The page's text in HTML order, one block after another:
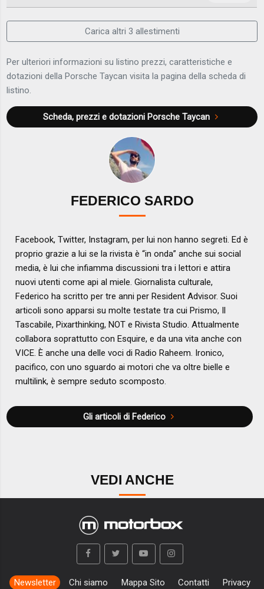
Carica altri 3 allestimenti
Per ulteriori informazioni su listino prezzi, caratteristiche e
dotazioni della Porsche Taycan visita la pagina della scheda di
listino.
Scheda, prezzi e dotazioni Porsche Taycan
FEDERICO SARDO
Facebook, Twitter, Instagram, per lui non hanno segreti. Ed è
proprio grazie a lui se la rivista è “in onda” anche sui social
media, è lui che infiamma discussioni tra i lettori e attira
nuovi utenti come api al miele. Giornalista culturale,
Federico ha scritto per tre anni per Resident Advisor. Suoi
articoli sono apparsi su molte testate tra cui Prismo, Il
Tascabile, Pixarthinking, NOT e Rivista Studio. Attualmente
collabora soprattutto con Esquire, e da una vita anche con
VICE. È anche una delle voci di Radio Raheem. Ironico,
pacifico, con uno sguardo ai motori che va oltre bielle e
multilink, è sempre seduto scomposto.
Gli articoli di Federico
VEDI ANCHE
Newsletter Chi siamo Mappa Sito Contatti Privacy